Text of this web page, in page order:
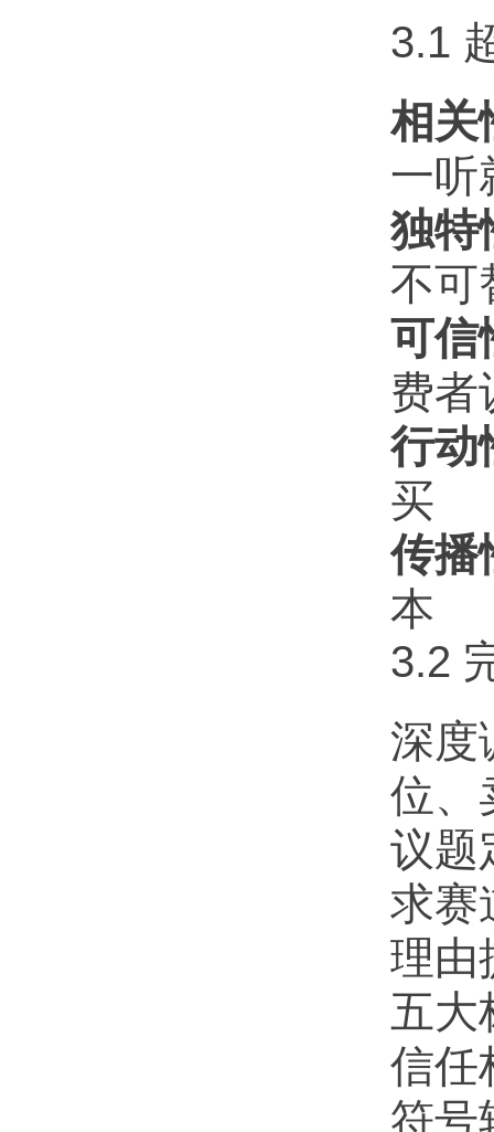
3.1
相关
一听
独特
不可
可信
费者
行动
买
传播
本
3.2
深度
位、
议题
求赛
理由
五大
信任
符号